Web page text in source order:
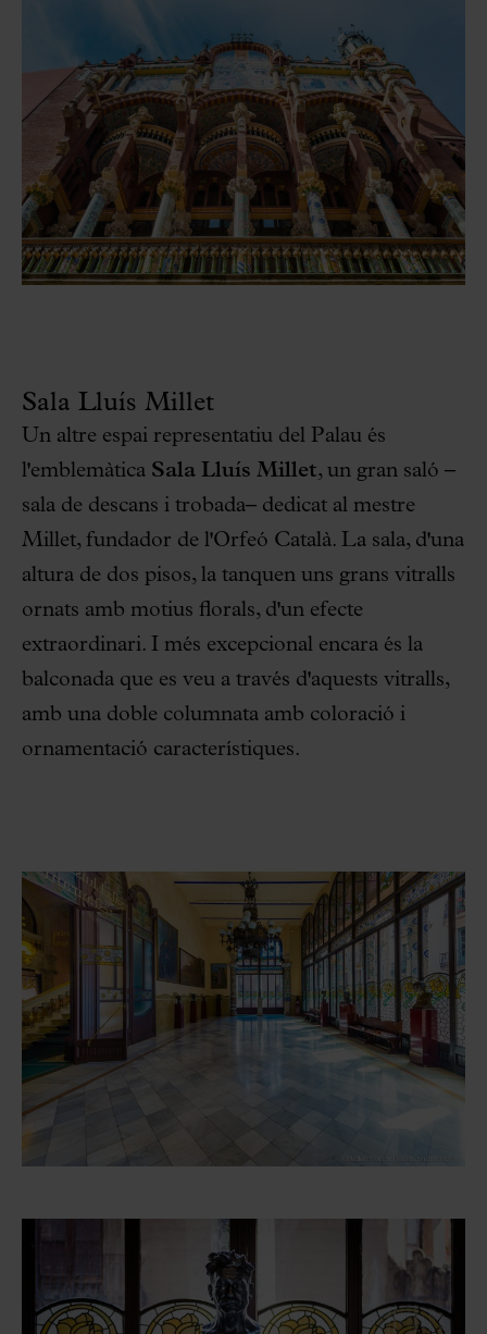
Sala Lluís Millet
Un altre espai representatiu del Palau és
l'emblemàtica Sala Lluís Millet, un gran saló –
sala de descans i trobada– dedicat al mestre
Millet, fundador de l'Orfeó Català. La sala, d'una
altura de dos pisos, la tanquen uns grans vitralls
ornats amb motius florals, d'un efecte
extraordinari. I més excepcional encara és la
balconada que es veu a través d'aquests vitralls,
amb una doble columnata amb coloració i
ornamentació característiques.